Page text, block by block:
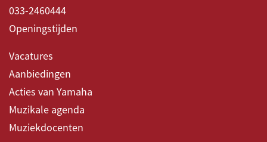
033-2460444
Openingstijden
Vacatures
Aanbiedingen
Acties van Yamaha
Muzikale agenda
Muziekdocenten